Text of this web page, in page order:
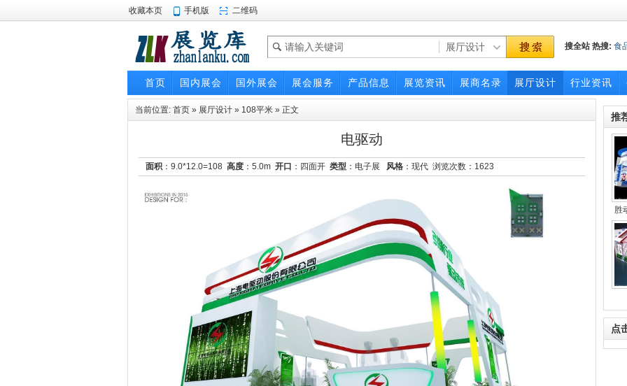
收藏本页 手机版 二维码
搜全站 热搜: 食
首页 国内展会 国外展会 展会服务 产品信息 展览资讯 展商名录 展厅设计 行业资讯
当前位置: 首页 » 展厅设计 » 108平米 » 正文
电驱动
面积 ：9.0*12.0=108 高度 ：5.0m 开口 ：四面开 类型 ：电子展 风格 ：现代 浏览次数： 1623
推
胜
点